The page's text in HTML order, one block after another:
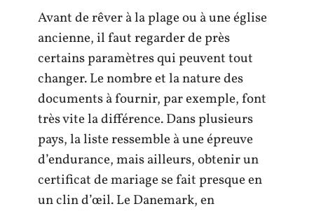
Avant de rêver à la plage ou à une église
ancienne, il faut regarder de près
certains paramètres qui peuvent tout
changer. Le nombre et la nature des
documents à fournir, par exemple, font
très vite la différence. Dans plusieurs
pays, la liste ressemble à une épreuve
d’endurance, mais ailleurs, obtenir un
certificat de mariage se fait presque en
un clin d’œil. Le Danemark, en